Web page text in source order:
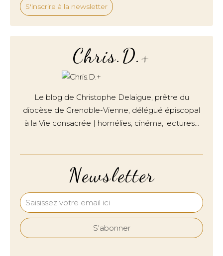
S'inscrire à la newsletter
Newsletter
Chris.D.+
Le blog de Christophe Delaigue, prêtre du
diocèse de Grenoble-Vienne, délégué épiscopal
à la Vie consacrée | homélies, cinéma, lectures…